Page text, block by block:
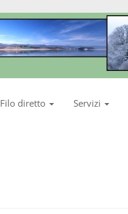
Filo diretto Servizi